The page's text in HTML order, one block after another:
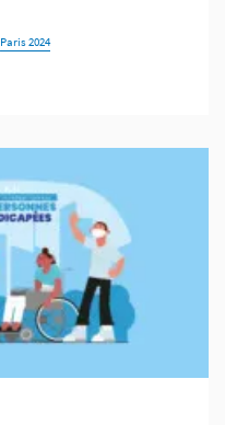
Paris 2024